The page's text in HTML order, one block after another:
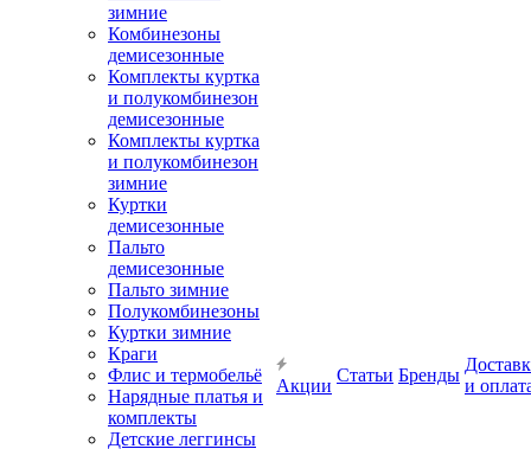
зимние
Комбинезоны
демисезонные
Комплекты куртка
и полукомбинезон
демисезонные
Комплекты куртка
и полукомбинезон
зимние
Куртки
демисезонные
Пальто
демисезонные
Пальто зимние
Полукомбинезоны
Куртки зимние
Краги
Флис и термобельё
Нарядные платья и
комплекты
Детские леггинсы
Акции
Статьи Бренды
и